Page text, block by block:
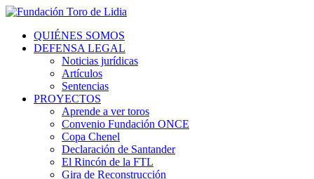
QUIÉNES SOMOS
DEFENSA LEGAL
Noticias jurídicas
Artículos
Sentencias
PROYECTOS
Aprende a ver toros
Convenio Fundación ONCE
Copa Chenel
Declaración de Santander
El Rincón de la FTL
Gira de Reconstrucción